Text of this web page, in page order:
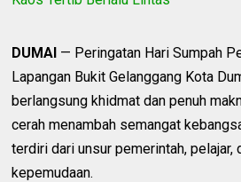
DUMAI — Peringatan Hari Sumpah
Lapangan Bukit Gelanggang Kota
berlangsung khidmat dan penuh
cerah menambah semangat
terdiri dari unsur pemerintah, pelajar,
kepemudaan.